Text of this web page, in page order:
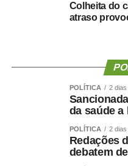
A partir da definição,
“Fiz isso de boa-fé,
na seriedade de uma
governar Mato Grosso.”
A manifestação ocorre
confirmar publicamente
Durante a convenção do
Colheita do
atraso
POLÍTICA 2 dias
da saúde
POLÍTICA 2 dias
Redações
debatem